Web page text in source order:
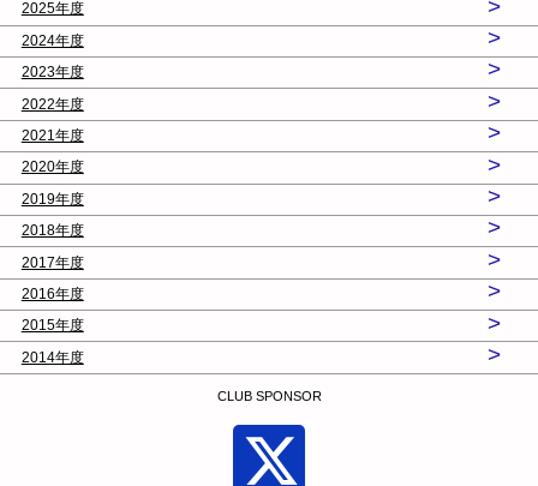
2025年度 >
2024年度 >
2023年度 >
2022年度 >
2021年度 >
2020年度 >
2019年度 >
2018年度 >
2017年度 >
2016年度 >
2015年度 >
2014年度 >
CLUB SPONSOR